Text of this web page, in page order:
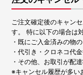
ご注文確定後のキャン
す。 特に以下の場合は
・既にご入金済みの物
・代引き・クロネコ代
・その他、お取引が配
※キャンセル履歴が多い